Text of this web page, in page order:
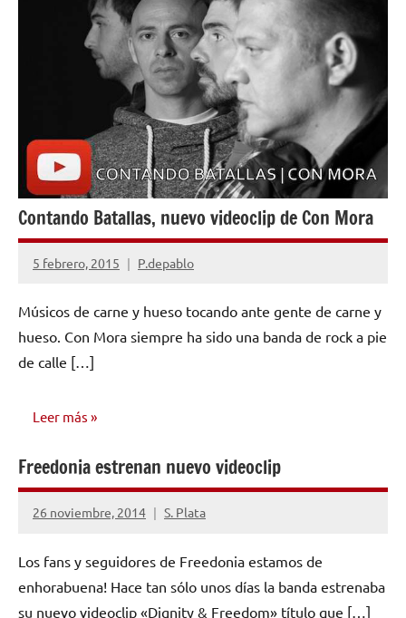
Contando Batallas, nuevo videoclip de Con Mora
5 febrero, 2015 P.depablo
No
comentarios
Músicos de carne y hueso tocando ante gente de carne y
hueso. Con Mora siempre ha sido una banda de rock a pie
de calle […]
Leer más
NOTICIAS
Freedonia estrenan nuevo videoclip
26 noviembre, 2014 S. Plata
No
comentarios
Los fans y seguidores de Freedonia estamos de
enhorabuena! Hace tan sólo unos días la banda estrenaba
su nuevo videoclip «Dignity & Freedom» título que […]